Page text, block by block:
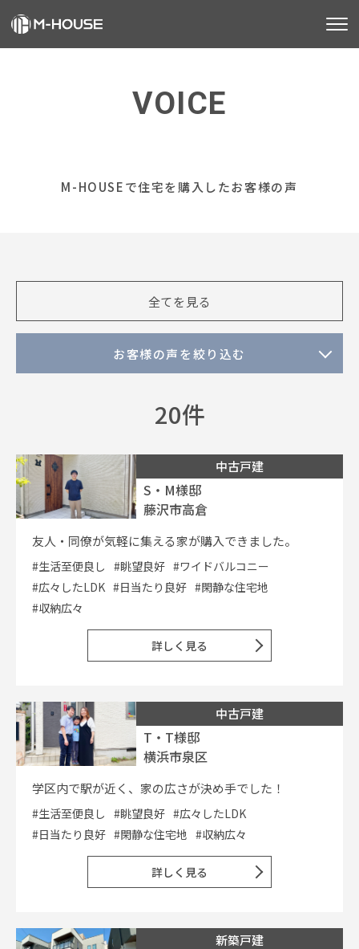
建築事業
イベント情報
0120-800-108
営業時間／10：00〜19：00 定休日／水曜日
お問い合わせ
VOICE
M-HOUSEで住宅を購入したお客様の声
全てを見る
お客様の声を絞り込む
20件
中古戸建
S・M様邸
藤沢市高倉
友人・同僚が気軽に集える家が購入できました。
#生活至便良し #眺望良好 #ワイドバルコニー
#広々したLDK #日当たり良好 #閑静な住宅地
#収納広々
詳しく見る
中古戸建
T・T様邸
横浜市泉区
学区内で駅が近く、家の広さが決め手でした！
#生活至便良し #眺望良好 #広々したLDK
#日当たり良好 #閑静な住宅地 #収納広々
詳しく見る
新築戸建